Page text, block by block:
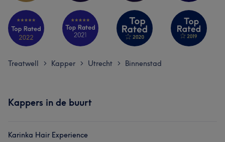
Treatwell > Kapper > Utrecht > Binnenstad
Kappers in de buurt
Karinka Hair Experience